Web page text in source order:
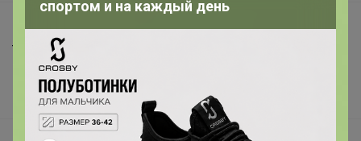
Торговые марки
Наша команда
В наличии
спортом и на каждый день